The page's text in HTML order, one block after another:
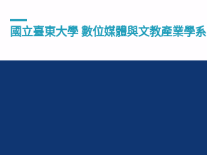
國立臺東大學 數位媒體與文教產業學系